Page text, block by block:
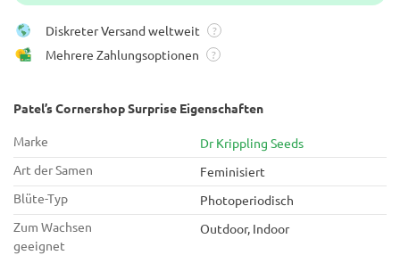
Diskreter Versand weltweit ?
Mehrere Zahlungsoptionen ?
Patel’s Cornershop Surprise Eigenschaften
Marke
Dr Krippling Seeds
Art der Samen
Feminisiert
Blüte-Typ
Photoperiodisch
Zum Wachsen
geeignet
Outdoor, Indoor